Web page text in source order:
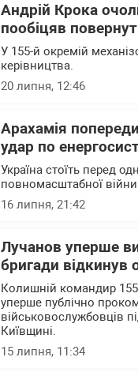
Андрій Крока
пообіцяв
У 155-й окремій
керівництва.
20 липня, 12:46
Арахамія
удар по
Україна стоїть перед
повномасштабної
16 липня, 21:42
Лучанов уперше
бригади відкинув
Колишній командир
уперше публічно
військовослужбовців
Київщині.
15 липня, 11:34